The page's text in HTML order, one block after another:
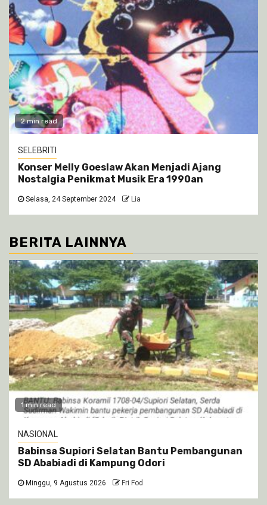
2 min read
SELEBRITI
Konser Melly Goeslaw Akan Menjadi Ajang
Nostalgia Penikmat Musik Era 1990an
Selasa, 24 September 2024 Lia
BERITA LAINNYA
1 min read
NASIONAL
Babinsa Supiori Selatan Bantu Pembangunan
SD Ababiadi di Kampung Odori
Minggu, 9 Agustus 2026 Fri Fod